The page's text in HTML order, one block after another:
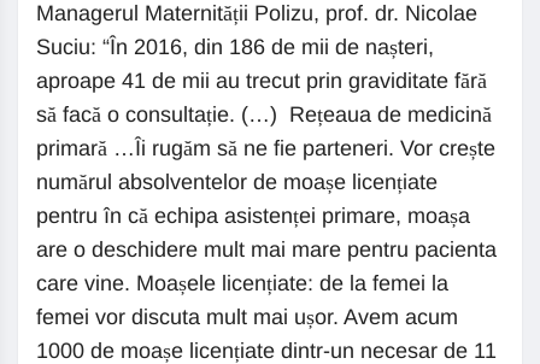
Managerul Maternității Polizu, prof. dr. Nicolae
Suciu: “În 2016, din 186 de mii de nașteri,
aproape 41 de mii au trecut prin graviditate fără
să facă o consultație. (…) Rețeaua de medicină
primară …Îi rugăm să ne fie parteneri. Vor crește
numărul absolventelor de moașe licențiate
pentru în că echipa asistenței primare, moașa
are o deschidere mult mai mare pentru pacienta
care vine. Moașele licențiate: de la femei la
femei vor discuta mult mai ușor. Avem acum
1000 de moașe licențiate dintr-un necesar de 11